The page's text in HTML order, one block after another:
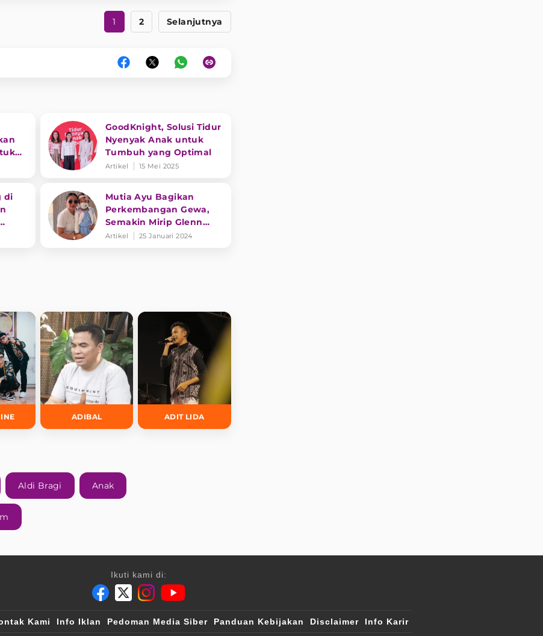
1 2 Selanjutnya
GoodKnight, Solusi Tidur
Nyenyak Anak untuk
Tumbuh yang Optimal
Artikel 15 Mei 2025
di
Mutia Ayu Bagikan
Perkembangan Gewa,
Semakin Mirip Glenn
Fredly
Artikel 25 Januari 2024
ADIBAL ADIT LIDA
Aldi Bragi Anak
Ikuti kami di:
Kami Info Iklan Pedoman Media Siber Panduan Kebijakan Disclaimer Info Karir